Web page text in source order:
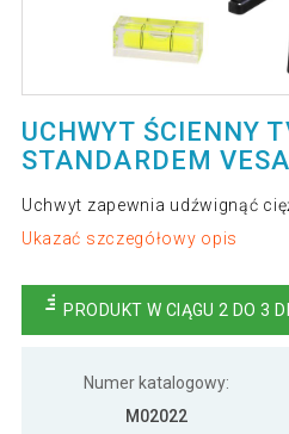
UCHWYT ŚCIENNY
STANDARDEM VESA
Uchwyt zapewnia udźwignąć
Ukazać szczegółowy opis
PRODUKT W CIĄGU 2 DO 3
Numer katalogowy:
M02022